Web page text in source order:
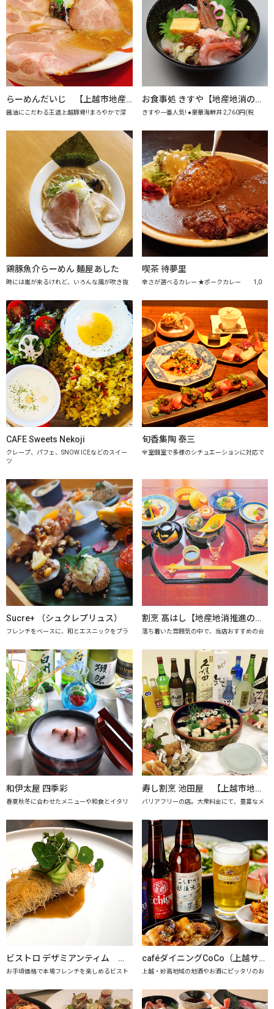
らーめんだいじ 【上越市地産地消推進の店認定店】
醤油にこだわる王道上越豚骨!!まろやかで深
お食事処 きすや【地産地消の店認定店】
きすや一番人気! ●豪華海鮮丼 2,760円(税
鶏豚魚介らーめん 麺屋あした
時には嵐が来るけれど、いろんな風が吹き抜
喫茶 待夢里
辛さが選べるカレー ★ポークカレー 1,0
CAFE Sweets Nekoji
クレープ、パフェ、SNOW ICEなどのスイー
ツ
旬香集陶 泰三
全室個室で多様のシチュエーションに対応で
Sucre+ （シュクレプリュス）
フレンチをベースに、和とエスニックをプラ
割烹 髙はし【地産地消推進の店「プレミアム認定店」】
落ち着いた雰囲気の中で、当店おすすめの会
和伊太屋 四季彩
春夏秋冬に合わせたメニューや和食とイタリ
寿し割烹 池田屋 【上越市地産地消の店認定店】
バリアフリーの店。大衆料金にて、豊富なメ
ビストロ デザミアンティム 【上越市地産地消推進の店認定店】
お手頃価格で本場フレンチを楽しめるビスト
caféダイニングCoCo（上越サンプラザホテル） 【上越市地産地消推進の店認定店】
上越・妙高地域の地酒やお酒にピッタリのお